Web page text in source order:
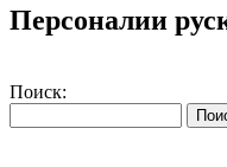
Персоналии
Поиск: